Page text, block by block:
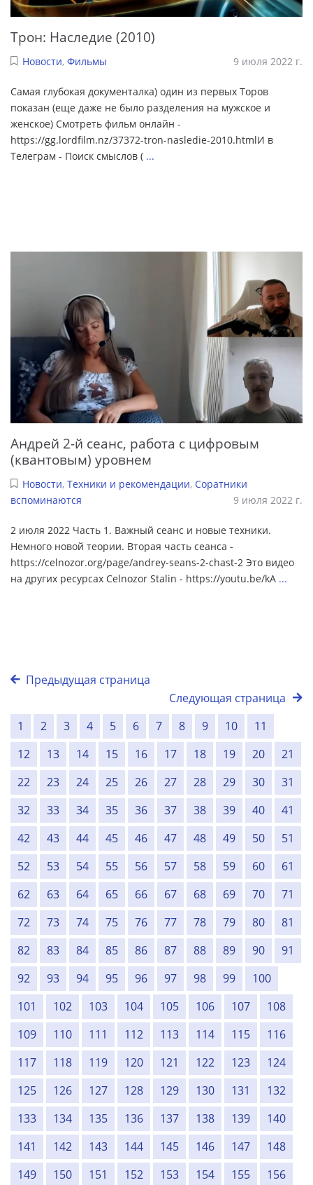
Трон: Наследие (2010)
Новости, Фильмы 9 июля 2022 г.
Самая глубокая документалка) один из первых Торов
показан (еще даже не было разделения на мужское и
женское) Смотреть фильм онлайн -
https://gg.lordfilm.nz/37372-tron-nasledie-2010.htmlИ в
Телеграм - Поиск смыслов ( ...
Андрей 2-й сеанс, работа с цифровым
(квантовым) уровнем
Новости, Техники и рекомендации, Соратники
вспоминаются
9 июля 2022 г.
2 июля 2022 Часть 1. Важный сеанс и новые техники.
Немного новой теории. Вторая часть сеанса -
https://celnozor.org/page/andrey-seans-2-chast-2 Это видео
на других ресурсах Celnozor Stalin - https://youtu.be/kA ...
Предыдущая страница
Следующая страница
1
2 3 4 5 6 7 8 9 10
11
12
13 14 15 16 17 18 19 20
21
22
23 24 25 26 27 28 29 30
31
32
33 34 35 36 37 38 39 40
41
42
43 44 45 46 47 48 49 50
51
52
53 54 55 56 57 58 59 60
61
62
63 64 65 66 67 68 69 70
71
72
73 74 75 76 77 78 79 80
81
82
83 84 85 86 87 88 89 90
91
92
93 94 95 96 97 98 99
100
101
102 103 104 105 106 107
108
109
110 111 112 113 114 115
116
117
118 119 120 121 122 123
124
125
126 127 128 129 130 131
132
133
134 135 136 137 138 139
140
141
142 143 144 145 146 147
148
149
150 151 152 153 154 155 156